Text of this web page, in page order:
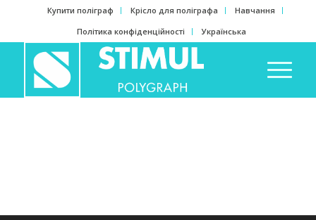
Купити поліграф Крісло для поліграфа
Навчання
Політика конфіденційності
Українська